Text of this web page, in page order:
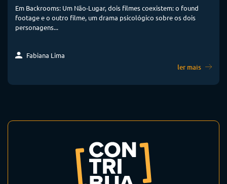
Em Backrooms: Um Não-Lugar, dois filmes coexistem: o found
footage e o outro filme, um drama psicológico sobre os dois
personagens...
Fabiana Lima
ler mais